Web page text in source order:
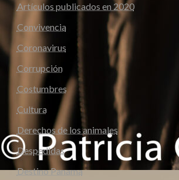
Artículos publicados en 2020
Convivencia
Coronavirus
Corrupción
Costumbres
Cultura
Derechos de los animales
Despedidas
Destino Panama